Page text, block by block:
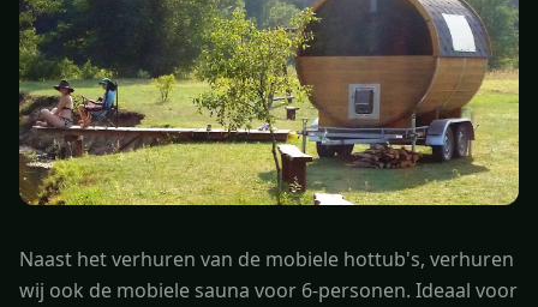
Naast het verhuren van de mobiele hottub's, verhuren
wij ook de mobiele sauna voor 6-personen. Ideaal voor